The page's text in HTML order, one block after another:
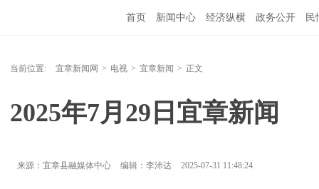
首页 新闻中心 经济纵横 政务公开 民
当前位置: 宜章新闻网 > 电视 > 宜章新闻 > 正文
2025年7月29日宜章新闻
来源：宜章县融媒体中心 编辑：李沛达 2025-07-31 11:48:24